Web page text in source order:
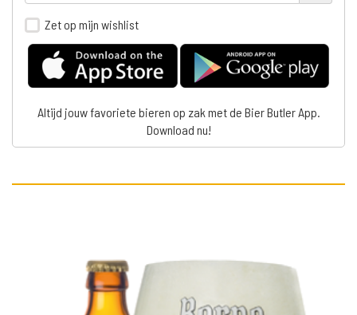
Zet op mijn wishlist
Altijd jouw favoriete bieren op zak met de Bier Butler App.
Download nu!